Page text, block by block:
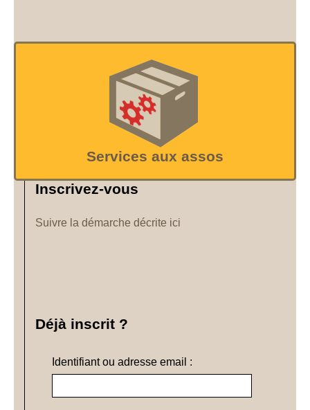
Services aux assos
Inscrivez-vous
Suivre la démarche décrite ici
Déjà inscrit ?
Identifiant ou adresse email :